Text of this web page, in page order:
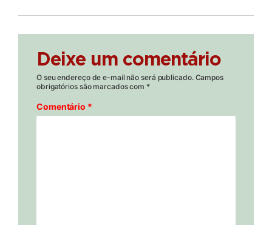
Deixe um comentário
O seu endereço de e-mail não será publicado. Campos
obrigatórios são marcados com *
Comentário *